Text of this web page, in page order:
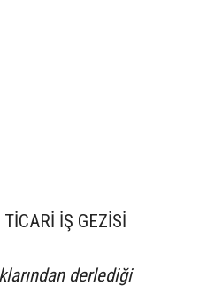
TİCARİ İŞ GEZİSİ
derlediği